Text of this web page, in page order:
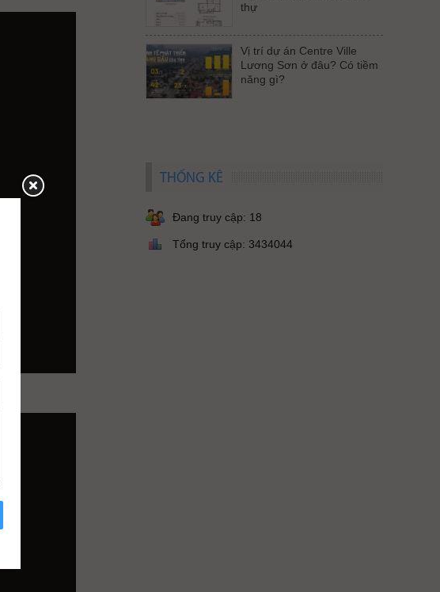
thự
Vị trí dự án Centre Ville
Lương Sơn ở đâu? Có tiềm
năng gì?
THỐNG KÊ
Đang truy cập: 18
Tổng truy cập: 3434044